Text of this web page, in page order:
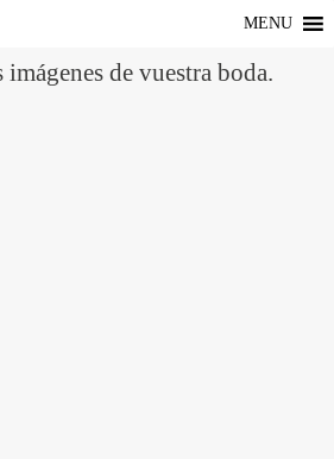
MENU
de vuestra boda.